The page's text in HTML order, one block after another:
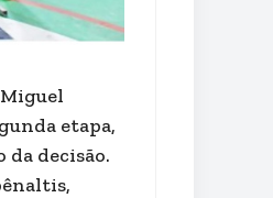
etapa,
da decisão.